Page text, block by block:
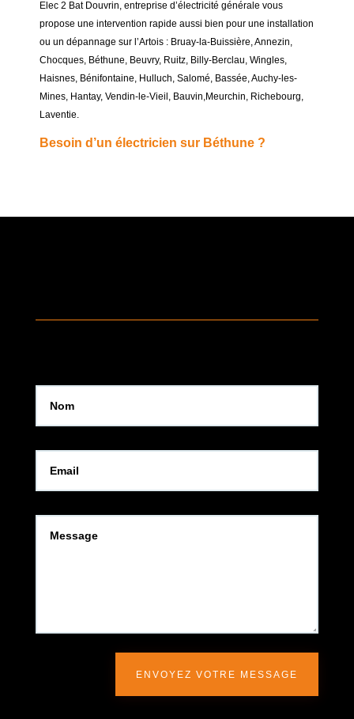
Elec 2 Bat Douvrin, entreprise d’électricité générale vous
propose une intervention rapide aussi bien pour une installation
ou un dépannage sur l’Artois : Bruay-la-Buissière, Annezin,
Chocques, Béthune, Beuvry, Ruitz, Billy-Berclau, Wingles,
Haisnes, Bénifontaine, Hulluch, Salomé, Bassée, Auchy-les-
Mines, Hantay, Vendin-le-Vieil, Bauvin,Meurchin, Richebourg,
Laventie.
Besoin d’un électricien sur Béthune ?
ENVOYEZ VOTRE MESSAGE